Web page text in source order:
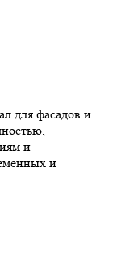
для фасадов и
и
и